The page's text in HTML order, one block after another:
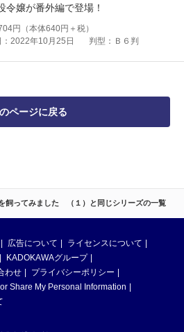
飼ってみました （１）と同じシリーズの一覧
令嬢が番外編で登場！
円（本体640円＋税）
：2022年10月25日
判型：Ｂ６判
ページに戻る
広告について
ライセンスについて
KADOKAWAグループ
わせ
プライバシーポリシー
Share My Personal Information